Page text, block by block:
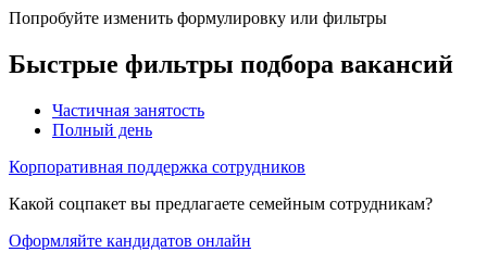
Попробуйте изменить формулировку или фильтры
Быстрые фильтры подбора вакансий
Частичная занятость
Полный день
Корпоративная поддержка сотрудников
Какой соцпакет вы предлагаете семейным сотрудникам?
Оформляйте кандидатов онлайн